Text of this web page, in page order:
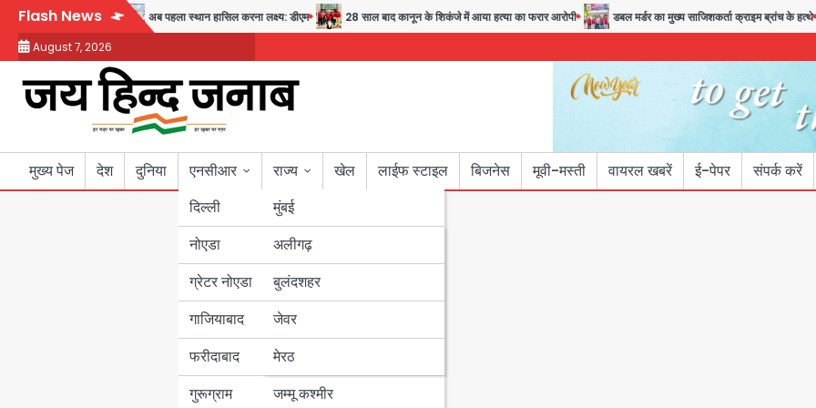
Skip
content
Flash News
और सुरक्षा का संदेश अब पहला स्थान हासिल करना लक्ष्य: डीएम 28 साल बाद कानून के शिकंजे में आया हत्या का फरार आरोपी डबल मर्डर का मुख्य साजिशकर्ता क्राइम ब्रांच के हत्थे
August 7, 2026
मुख्य पेज देश दुनिया
एनसीआर
दिल्ली
नोएडा
ग्रेटर नोएडा
गाजियाबाद
फरीदाबाद
गुरूग्राम
राज्य
मुंबई
उत्तर प्रदेश
अलीगढ़
बुलंदशहर
जेवर
मेरठ
बिहार
पंजाब
हरियाणा
जम्मू कश्मीर
खेल लाईफ स्टाइल बिजनेस मूवी-मस्ती वायरल खबरें ई-पेपर संपर्क करें